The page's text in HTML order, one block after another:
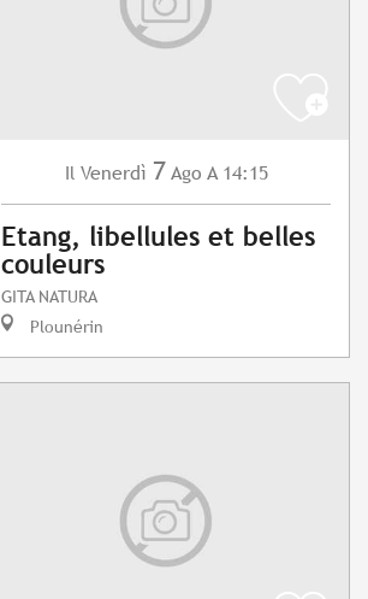
Il Venerdì 7 Ago A 14:15
Etang, libellules et belles
couleurs
GITA NATURA
Plounérin